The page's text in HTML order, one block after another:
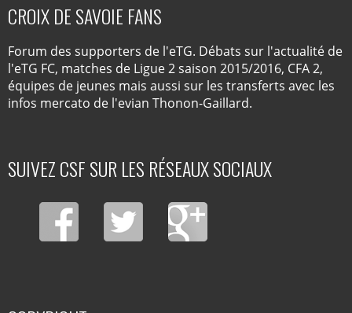
CROIX DE SAVOIE FANS
Forum des supporters de l'eTG. Débats sur l'actualité de
l'eTG FC, matches de Ligue 2 saison 2015/2016, CFA 2,
équipes de jeunes mais aussi sur les transferts avec les
infos mercato de l'evian Thonon-Gaillard.
SUIVEZ CSF SUR LES RÉSEAUX SOCIAUX